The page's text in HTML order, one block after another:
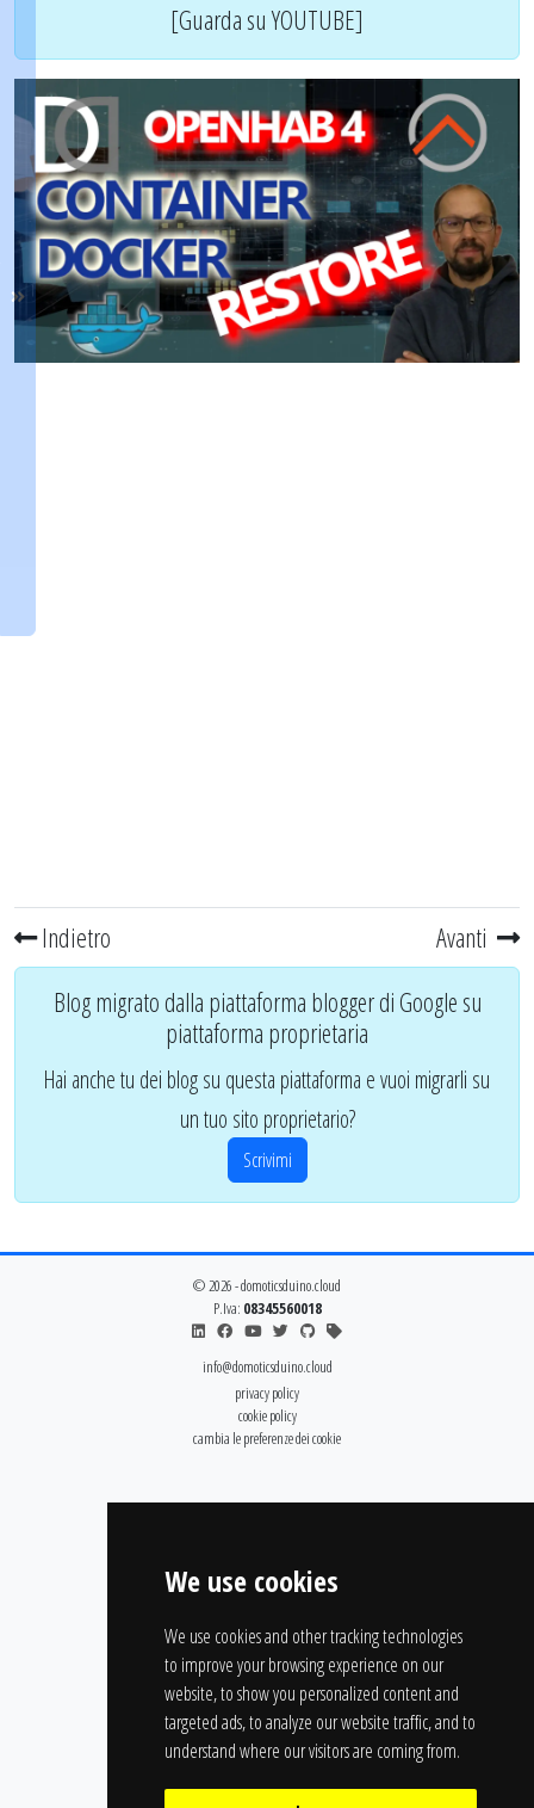
We use cookies
We use cookies and other tracking technologies
to improve your browsing experience on our
website, to show you personalized content and
targeted ads, to analyze our website traffic, and to
understand where our visitors are coming from.
[Guarda su YOUTUBE]
Indietro Avanti
Blog migrato dalla piattaforma blogger di Google su
piattaforma proprietaria
Hai anche tu dei blog su questa piattaforma e vuoi migrarli su
un tuo sito proprietario?
Scrivimi
© 2026 - domoticsduino.cloud
P.Iva: 08345560018
info@domoticsduino.cloud
privacy policy
cookie policy
cambia le preferenze dei cookie